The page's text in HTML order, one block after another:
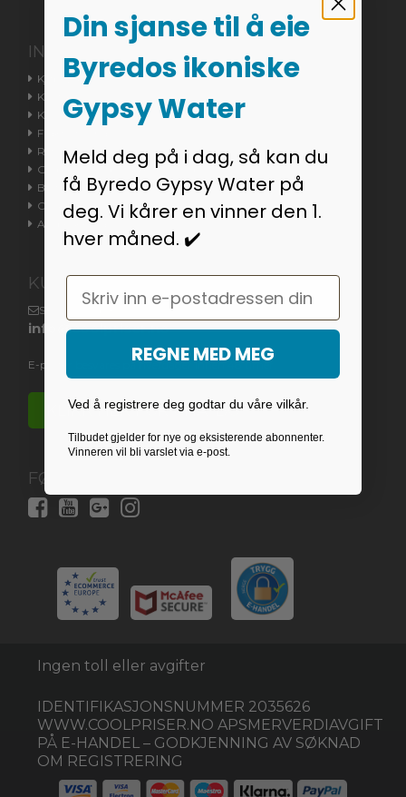
INFORMASJON
Kjøpsvilkår
Kontakt oss
Kundeservice
Fraktinformasjon
Returvarer / Reklamasjonsrett
Godkjent nettbutikken / Trustpilot
Bestillingsstatus
Cookieinnstillinger
Angreskjema
KUNDESERVICE
Skriv til oss på
info@coolpriser.no
E-poster besvares på hverdager innen 48 timer.
KLIKK HER FOR CHATBOT
FØLG OSS HER:
Ingen toll eller avgifter
IDENTIFIKASJONSNUMMER 2035626
WWW.COOLPRISER.NO APSMERVERDIAVGIFT
PÅ E-HANDEL – GODKJENNING AV SØKNAD
OM REGISTRERING
Din sjanse til å eie
Byredos ikoniske
Gypsy Water
Meld deg på i dag, så kan du
få Byredo Gypsy Water på
deg. Vi kårer en vinner den 1.
hver måned. ✔️
Email
REGNE MED MEG
Ved å registrere deg godtar du våre vilkår.
Tilbudet gjelder for nye og eksisterende abonnenter.
Vinneren vil bli varslet via e-post.